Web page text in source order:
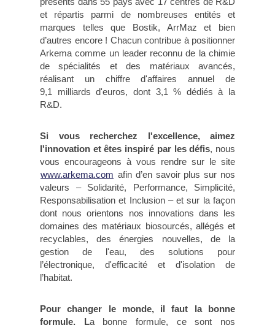
et répartis parmi de nombreuses entités et
marques telles que Bostik, ArrMaz et bien
d’autres encore ! Chacun contribue à positionner
Arkema comme un leader reconnu de la chimie
de spécialités et des matériaux avancés,
réalisant un chiffre d'affaires annuel de
9,1 milliards d'euros, dont 3,1 % dédiés à la
R&D.
Si vous recherchez l'excellence, aimez
l'innovation et êtes inspiré par les défis, nous
vous encourageons à vous rendre sur le site
www.arkema.com afin d’en savoir plus sur nos
valeurs – Solidarité, Performance, Simplicité,
Responsabilisation et Inclusion – et sur la façon
dont nous orientons nos innovations dans les
domaines des matériaux biosourcés, allégés et
recyclables, des énergies nouvelles, de la
gestion de l'eau, des solutions pour
l’électronique, d'efficacité et d'isolation de
l’habitat.
Pour changer le monde, il faut la bonne
formule. La bonne formule, ce sont nos